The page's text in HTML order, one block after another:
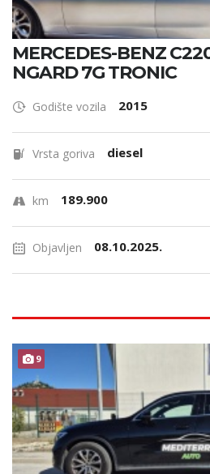
MERCEDES-BENZ
NGARD 7G TRONIC
Godište vozila 2015
Vrsta goriva diesel
km 189.900
Objavljen 08.10.2025.
9